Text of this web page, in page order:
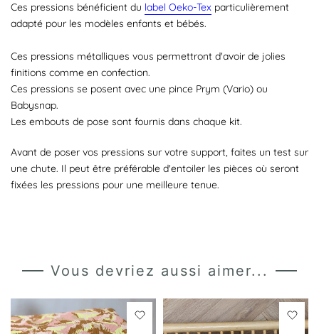
Ces pressions bénéficient du label Oeko-Tex particulièrement
adapté pour les modèles enfants et bébés.
Ces pressions métalliques vous permettront d'avoir de jolies
finitions comme en confection.
Ces pressions se posent avec une pince Prym (Vario) ou
Babysnap.
Les embouts de pose sont fournis dans chaque kit.
Avant de poser vos pressions sur votre support, faites un test sur
une chute. Il peut être préférable d'entoiler les pièces où seront
fixées les pressions pour une meilleure tenue.
Vous devriez aussi aimer...